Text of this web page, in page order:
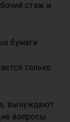
стаж и
бумаги.
только
вынуждают
вопросы.